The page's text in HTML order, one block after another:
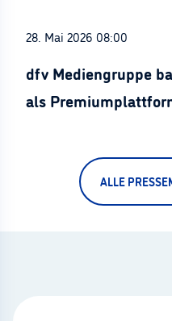
28. Mai 2026 08:00
dfv Mediengruppe
als
ALLE